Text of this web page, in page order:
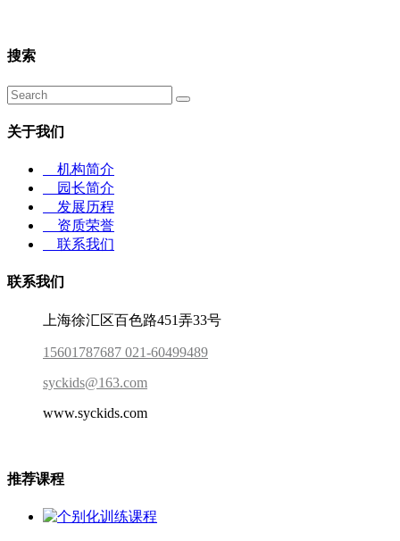
搜索
关于我们
机构简介
园长简介
发展历程
资质荣誉
联系我们
联系我们
上海徐汇区百色路451弄33号
15601787687 021-60499489
syckids@163.com
www.syckids.com
推荐课程